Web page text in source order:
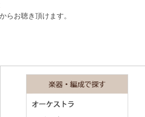
らお聴き頂けます。